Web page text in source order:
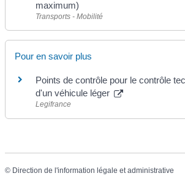
maximum)
Transports - Mobilité
Pour en savoir plus
Points de contrôle pour le contrôle
d'un véhicule léger
Legifrance
© Direction de l'information légale et administrative